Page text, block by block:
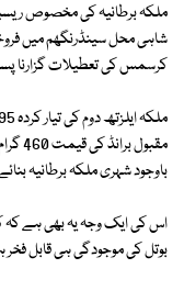
ملکہ برطانیہ کی مخصوص
شاہی محل سینڈرنگھم میں
کرسمس کی تعطیلات گزارنا
باوجود شہری ملکہ برطانیہ
اس کی ایک وجہ یہ بھی ہے کہ
بوتل کی موجودگی ہی قابل